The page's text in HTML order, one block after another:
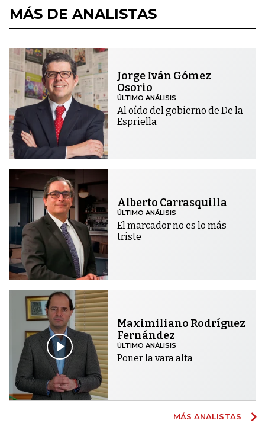
MÁS DE ANALISTAS
Jorge Iván Gómez
Osorio
ÚLTIMO ANÁLISIS
Al oído del gobierno de De la
Espriella
Alberto Carrasquilla
ÚLTIMO ANÁLISIS
El marcador no es lo más
triste
Maximiliano Rodríguez
Fernández
ÚLTIMO ANÁLISIS
Poner la vara alta
MÁS ANALISTAS